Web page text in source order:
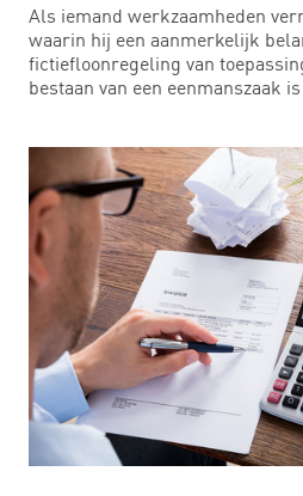
Als iemand werkzaamheden
waarin hij een aanmerkelijk
fictiefloonregeling van
bestaan van een eenmanszaak